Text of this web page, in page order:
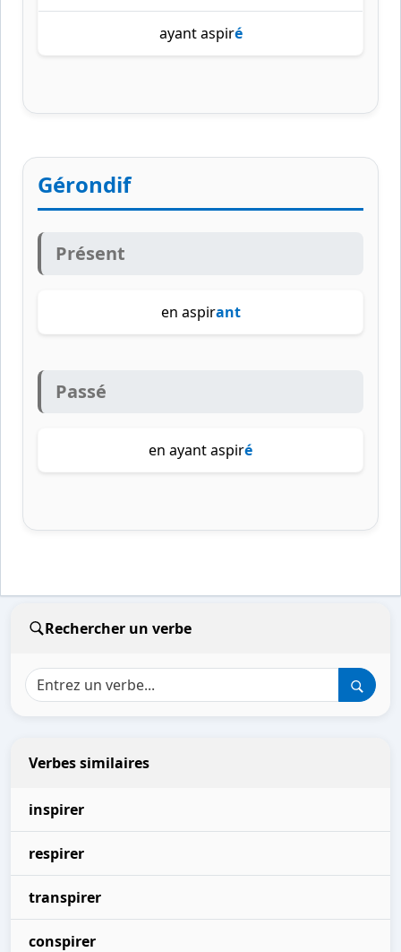
ayant aspiré
Gérondif
Présent
en aspirant
Passé
en ayant aspiré
Rechercher un verbe
Verbes similaires
inspirer
respirer
transpirer
conspirer